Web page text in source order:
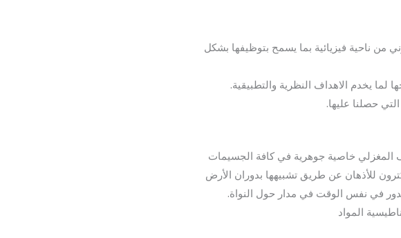
ناحية فيزيائية بما يسمح بتوظيفها بشكل
يخدم الاهداف النظرية والتطبيقية.
حصلنا عليها.
المغزلي خاصية جوهرية في كافة الجسيمات
للأذهان عن طريق تشبيهها بدوران الأرض
في نفس الوقت في مدار حول النواة.
المواد